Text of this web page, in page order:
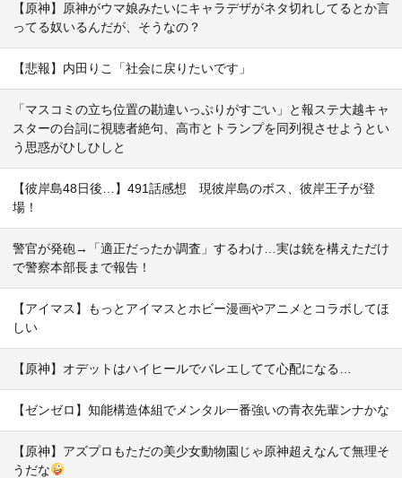
【原神】原神がウマ娘みたいにキャラデザがネタ切れしてるとか言
ってる奴いるんだが、そうなの？
【悲報】内田りこ「社会に戻りたいです」
「マスコミの立ち位置の勘違いっぷりがすごい」と報ステ大越キャ
スターの台詞に視聴者絶句、高市とトランプを同列視させようとい
う思惑がひしひしと
【彼岸島48日後…】491話感想 現彼岸島のボス、彼岸王子が登
場！
警官が発砲→「適正だったか調査」するわけ…実は銃を構えただけ
で警察本部長まで報告！
【アイマス】もっとアイマスとホビー漫画やアニメとコラボしてほ
しい
【原神】オデットはハイヒールでバレエしてて心配になる…
【ゼンゼロ】知能構造体組でメンタル一番強いの青衣先輩ンナかな
【原神】アズプロもただの美少女動物園じゃ原神超えなんて無理そ
うだな